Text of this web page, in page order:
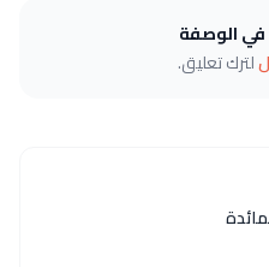
في الوصفة
لترك تعليق.